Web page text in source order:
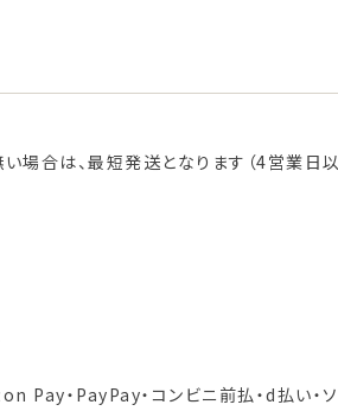
場合は、最短発送となります（4営業日
Pay・PayPay・コンビニ前払・d払い・